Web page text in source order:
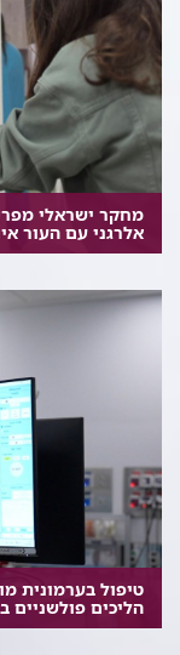
מחקר ישראלי
אלרגני עם העור
טיפול בערמונית
הליכים פולשניים